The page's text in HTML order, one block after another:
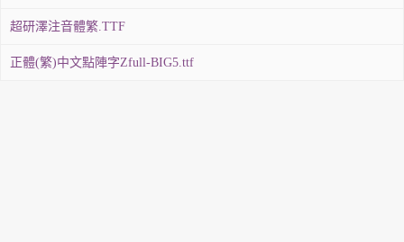
超研澤注音體繁.TTF
正體(繁)中文點陣字Zfull-BIG5.ttf